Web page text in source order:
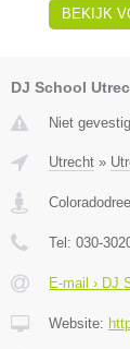
BEKIJK
DJ School
Niet
Utrecht »
Tel: 030-
E-mail › DJ
Website: